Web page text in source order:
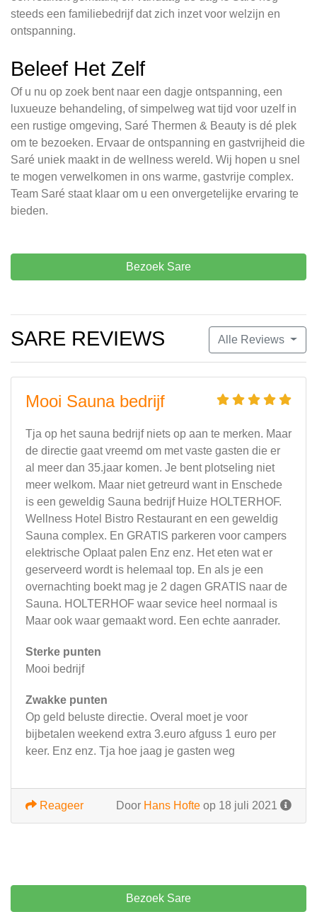
steeds een familiebedrijf dat zich inzet voor welzijn en
ontspanning.
Beleef Het Zelf
Of u nu op zoek bent naar een dagje ontspanning, een
luxueuze behandeling, of simpelweg wat tijd voor uzelf in
een rustige omgeving, Saré Thermen & Beauty is dé plek
om te bezoeken. Ervaar de ontspanning en gastvrijheid die
Saré uniek maakt in de wellness wereld. Wij hopen u snel
te mogen verwelkomen in ons warme, gastvrije complex.
Team Saré staat klaar om u een onvergetelijke ervaring te
bieden.
Bezoek Sare
Alle Reviews
SARE REVIEWS
Mooi Sauna bedrijf
Tja op het sauna bedrijf niets op aan te merken. Maar
de directie gaat vreemd om met vaste gasten die er
al meer dan 35.jaar komen. Je bent plotseling niet
meer welkom. Maar niet getreurd want in Enschede
is een geweldig Sauna bedrijf Huize HOLTERHOF.
Wellness Hotel Bistro Restaurant en een geweldig
Sauna complex. En GRATIS parkeren voor campers
elektrische Oplaat palen Enz enz. Het eten wat er
geserveerd wordt is helemaal top. En als je een
overnachting boekt mag je 2 dagen GRATIS naar de
Sauna. HOLTERHOF waar sevice heel normaal is
Maar ook waar gemaakt word. Een echte aanrader.
Sterke punten
Mooi bedrijf
Zwakke punten
Op geld beluste directie. Overal moet je voor
bijbetalen weekend extra 3.euro afguss 1 euro per
keer. Enz enz. Tja hoe jaag je gasten weg
Door Hans Hofte op 18 juli 2021
Reageer
Bezoek Sare